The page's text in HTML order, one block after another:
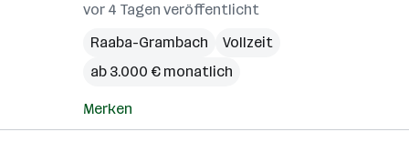
vor 4 Tagen veröffentlicht
Raaba-Grambach
Vollzeit
ab 3.000 € monatlich
Merken